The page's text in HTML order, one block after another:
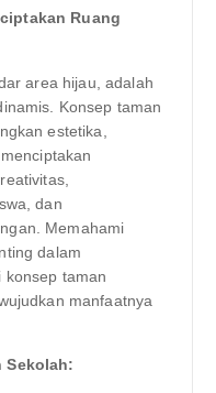
Ruang
area hijau, adalah
Konsep taman
estetika,
dan
Memahami
dalam
konsep taman
manfaatnya
Sekolah: